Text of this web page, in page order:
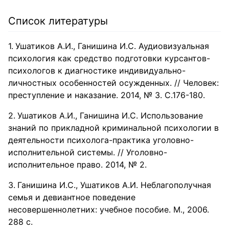
Список литературы
Ушатиков А.И., Ганишина И.С. Аудиовизуальная
психология как средство подготовки курсантов-
психологов к диагностике индивидуально-
личностных особенностей осужденных. // Человек:
преступление и наказание. 2014, № 3. С.176-180.
Ушатиков А.И., Ганишина И.С. Использование
знаний по прикладной криминальной психологии в
деятельности психолога-практика уголовно-
исполнительной системы. // Уголовно-
исполнительное право. 2014, № 2.
Ганишина И.С., Ушатиков А.И. Неблагополучная
семья и девиантное поведение
несовершеннолетних: учебное пособие. М., 2006.
288 с.